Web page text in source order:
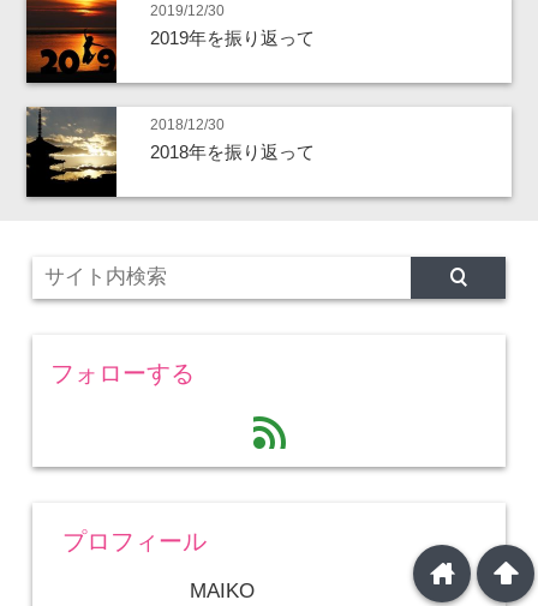
2019/12/30
2019年を振り返って
2018/12/30
2018年を振り返って
フォローする
feed
プロフィール
MAIKO
arrowup
home